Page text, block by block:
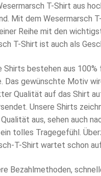
T-Shirt aus
Mit dem Wesermarsch
Reihe mit den
T-Shirt ist auch als
Shirts bestehen aus
Das gewünschte Motiv
Qualität auf das Shirt
Unsere Shirts
aus, sehen auch
tolles Tragegefühl.
T-Shirt wartet schon
Bezahlmethoden,